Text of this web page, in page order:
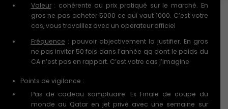
Valeur: cohérente au prix pratiqué sur le marché. En
gros ne pas acheter 5000 ce qui vaut 1000. C’est votre
cas, vous travaillez avec un operateur officiel
Fréquence : pouvoir objectivement la justifier. En gros
ne pas inviter 50 fois dans l’année qq dont le poids du
CA n’est pas en rapport. C’est votre cas j’imagine
Points de vigilance :
Pas de cadeau somptuaire. Ex Finale de coupe du
monde au Qatar en jet privé avec une semaine sur